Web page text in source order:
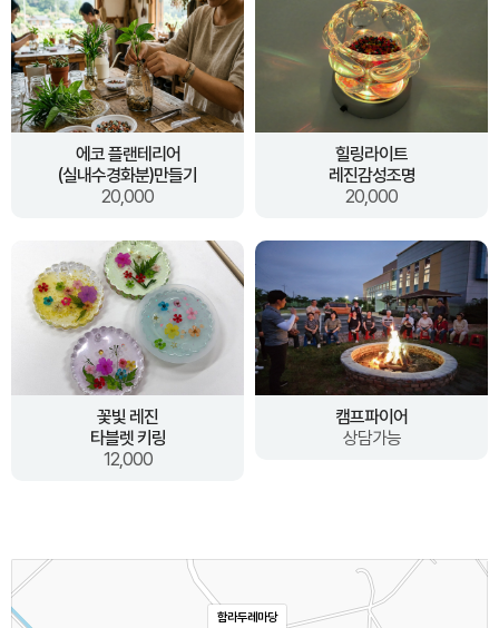
에코 플랜테리어
(실내수경화분)만들기
20,000
힐링라이트
레진감성조명
20,000
꽃빛 레진
타블렛 키링
12,000
캠프파이어
상담가능
함라두레마당